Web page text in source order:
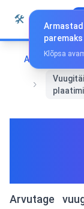
Liigu sisu juurde
🛠️
Avaleht
Arvutage
Klõpsa